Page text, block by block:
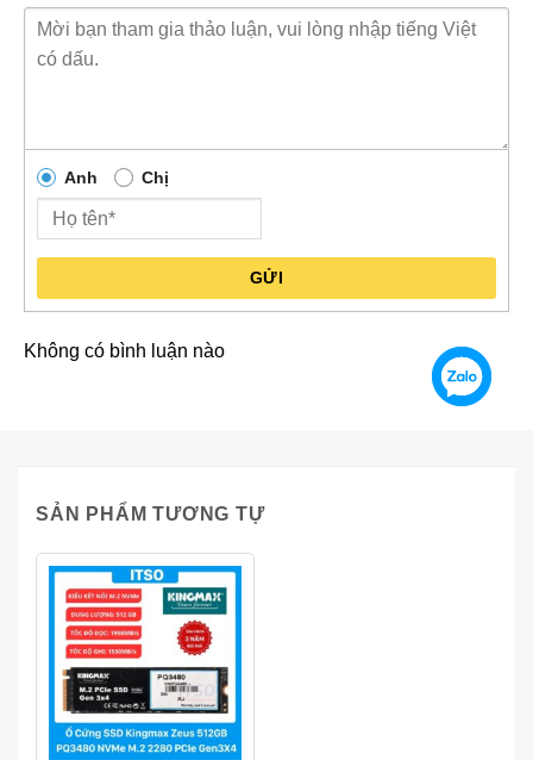
Anh Chị
GỬI
Không có bình luận nào
SẢN PHẨM TƯƠNG TỰ